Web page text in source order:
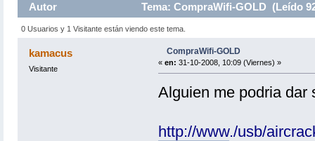
Autor Tema: CompraWifi-GOLD (Leído
0 Usuarios y 1 Visitante están viendo este tema.
kamacus
Visitante
CompraWifi-GOLD
« en: 31-10-2008, 10:09 (Viernes) »
Alguien me podria dar
http://www./usb/